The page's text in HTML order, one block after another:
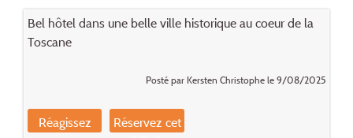
Bel hôtel dans une belle ville historique au coeur de la
Toscane
Posté par Kersten Christophe le 9/08/2025
Réagissez
Réservez cet